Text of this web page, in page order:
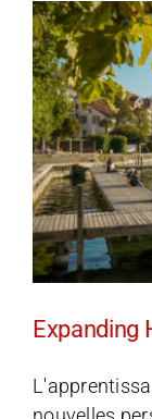
Expanding